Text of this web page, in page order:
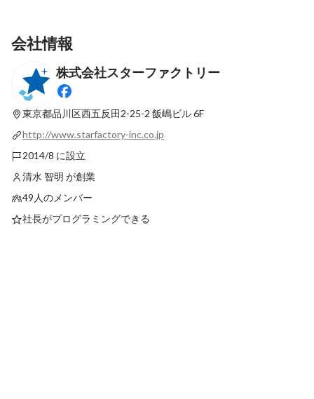
スターファクトリー貸与PCスペック
最新順で表示
会社情報
株式会社スターファクトリー
東京都品川区西五反田2-25-2 飯嶋ビル 6F
http://www.starfactory-inc.co.jp
2014/8 に設立
清水 智明 が創業
49人のメンバー
社長がプログラミングできる